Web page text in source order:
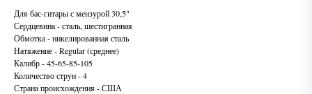
Для бас-гитары с мензурой 30,5"
Сердцевина - сталь, шестигранная
Обмотка - никелированная сталь
Натяжение - Regular (среднее)
Калибр - 45-65-85-105
Количество струн - 4
Страна происхождения - США